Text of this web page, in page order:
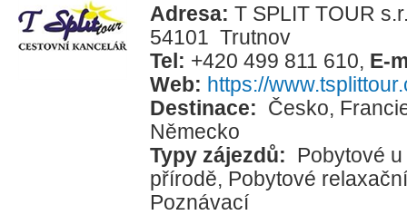
Adresa: T SPLIT TOUR
54101 Trutnov
Tel: +420 499 811 610, E-
Web: https://
Destinace: Česko,
Německo
Typy zájezdů:
Pobytové
přírodě, Pobytové
Poznávací